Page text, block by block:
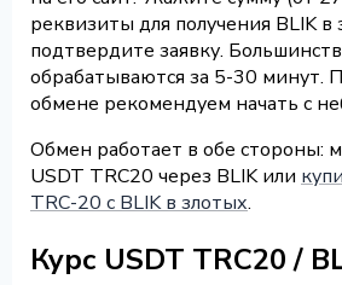
реквизиты для получения BLIK в
подтвердите заявку.
обрабатываются за 5-30 минут.
обмене рекомендуем начать с
Обмен работает в обе стороны:
USDT TRC20 через BLIK или
TRC-20 с BLIK в злотых.
Курс USDT TRC20 /